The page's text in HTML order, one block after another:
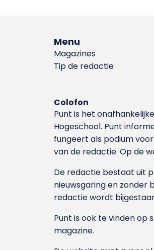
Menu
Magazines
Tip de redactie
Colofon
Punt is het
Hoge­school. Punt
fungeert als podium
van de redactie. Op de
De redactie bestaat uit
nieuwsgaring en zonder
redactie wordt
Punt is ook te vinden op
magazine.